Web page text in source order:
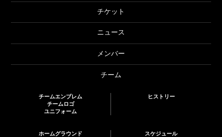
チケット
ニュース
メンバー
チーム
チームエンブレム
チームロゴ
ユニフォーム
ヒストリー
ホームグラウンド スケジュール